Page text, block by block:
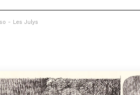
- Les Julys